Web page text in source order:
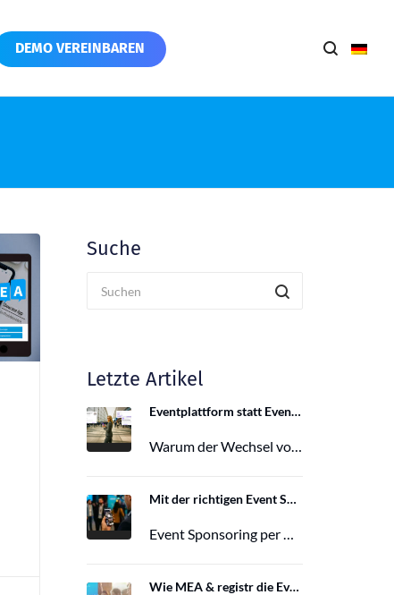
DEMO VEREINBAREN
Suche
Letzte Artikel
Eventplattform statt Event App: Der Wechsel von der Mobile Event App zu Polario
Warum der Wechsel von der Mobile Event App zu Polario erfolgt und wie Polario als moderne Eventplattform klassische Event Apps…
Mit der richtigen Event Sponsoring App zu mehr Reichweite, Leads und Wirkung
Event Sponsoring per App: messbar, flexibel und interaktiv. Jetzt mehr Sichtbarkeit und Wirkung für dein Event sichern.
Wie MEA & registr die Eventorganisation von 120 ERGO-Events pro Jahr optimieren